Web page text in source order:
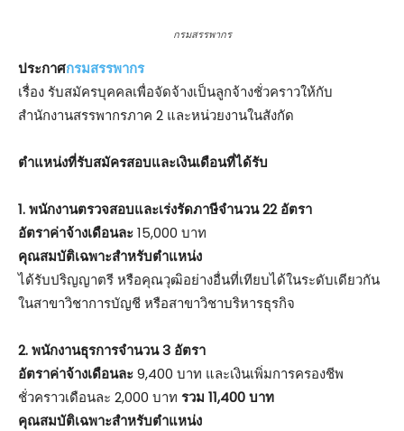
กรมสรรพากร
ประกาศกรมสรรพากร
เรื่อง รับสมัครบุคคลเพื่อจัดจ้างเป็นลูกจ้างชั่วคราวให้กับ
สำนักงานสรรพากรภาค 2 และหน่วยงานในสังกัด
ตําแหน่งที่รับสมัครสอบและเงินเดือนที่ได้รับ
1.พนักงานตรวจสอบและเร่งรัดภาษีจำนวน 22 อัตรา
อัตราค่าจ้างเดือนละ15,000 บาท
คุณสมบัติเฉพาะสำหรับตำแหน่ง
ได้รับปริญญาตรี หรือคุณวุฒิอย่างอื่นที่เทียบได้ในระดับเดียวกัน
ในสาขาวิชาการบัญชี หรือสาขาวิชาบริหารธุรกิจ
2. พนักงานธุรการจำนวน 3 อัตรา
อัตราค่าจ้างเดือนละ9,400 บาท และเงินเพิ่มการครองชีพ
ชั่วคราวเดือนละ 2,000 บาท รวม 11,400 บาท
คุณสมบัติเฉพาะสำหรับตำแหน่ง